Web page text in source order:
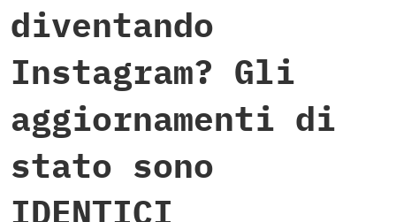
diventando
Instagram? Gli
aggiornamenti di
stato sono
IDENTICI